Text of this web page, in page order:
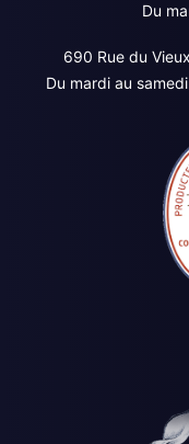
Du
690 Rue du
Du mardi au